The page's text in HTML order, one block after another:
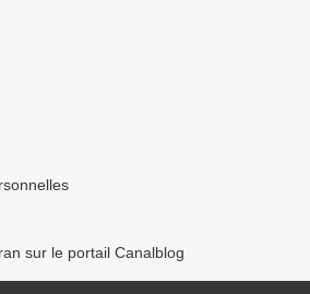
sur le portail Canalblog